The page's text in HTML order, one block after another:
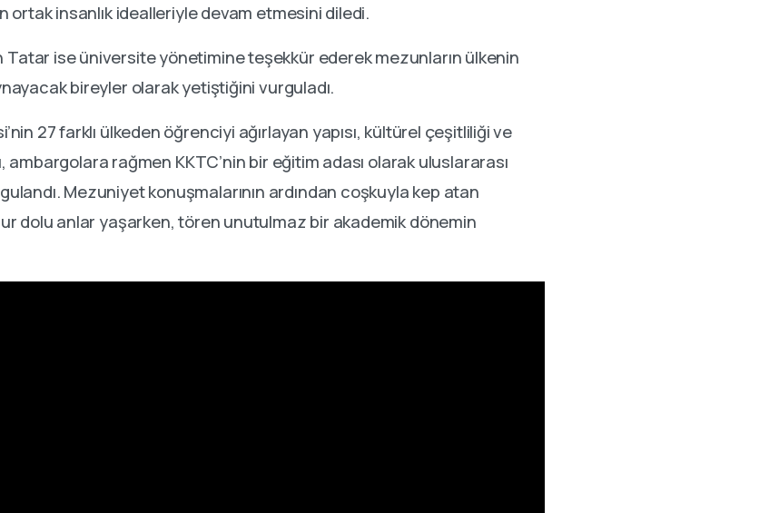
insanlık idealleriyle devam etmesini diledi.
Tatar ise üniversite yönetimine teşekkür ederek mezunların ülkenin
bireyler olarak yetiştiğini vurguladı.
27 farklı ülkeden öğrenciyi ağırlayan yapısı, kültürel çeşitliliği ve
ambargolara rağmen KKTC’nin bir eğitim adası olarak uluslararası
Mezuniyet konuşmalarının ardından coşkuyla kep atan
dolu anlar yaşarken, tören unutulmaz bir akademik dönemin